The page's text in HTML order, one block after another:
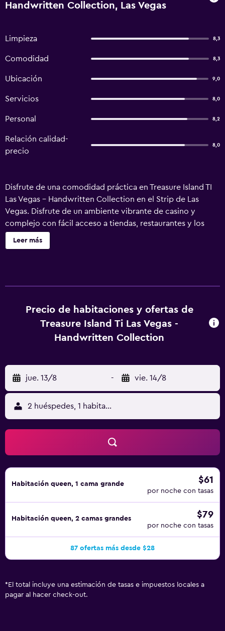
Handwritten Collection, Las Vegas
Limpieza 8,3
Comodidad 8,3
Ubicación 9,0
Servicios 8,0
Personal 8,2
Relación calidad-
precio
8,0
Disfrute de una comodidad práctica en Treasure Island TI
Las Vegas - Handwritten Collection en el Strip de Las
Vegas. Disfrute de un ambiente vibrante de casino y
complejo con fácil acceso a tiendas, restaurantes y los
principales espacios para eventos. El hotel ofrece más de
2000 habitaciones y suites modernas para escapadas
Leer más
Precio de habitaciones y ofertas de
Treasure Island Ti Las Vegas -
Handwritten Collection
jue. 13/8 - vie. 14/8
2 huéspedes, 1 habitación
Habitación queen, 1 cama grande $61
por noche con tasas
Habitación queen, 2 camas grandes $79
por noche con tasas
87 ofertas más desde $28
* El total incluye una estimación de tasas e impuestos locales a
pagar al hacer check-out.